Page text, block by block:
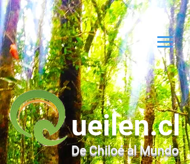
ueilen.cl
De Chiloé al Mundo